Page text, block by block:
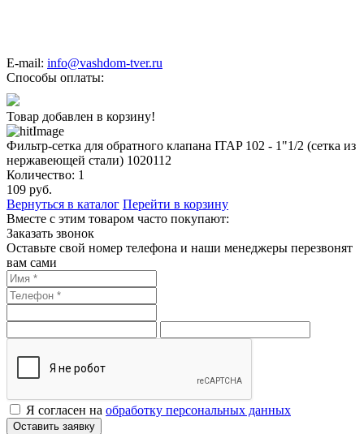
E-mail: info@vashdom-tver.ru
Способы оплаты:
Товар добавлен в корзину!
Фильтр-сетка для обратного клапана ITAP 102 - 1"1/2 (сетка из
нержавеющей стали) 1020112
Количество: 1
109 руб.
Вернуться в каталог Перейти в корзину
Вместе с этим товаром часто покупают:
Заказать звонок
Оставьте свой номер телефона и наши менеджеры перезвонят
вам сами
Я согласен на обработку персональных данных
Оставить заявку